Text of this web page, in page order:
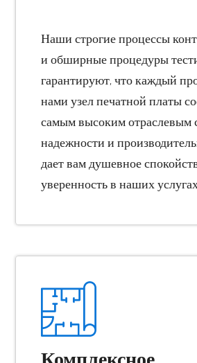
Наши строгие процессы
и обширные процедуры
гарантируют, что каждый
нами узел печатной платы
самым высоким отраслевым
надежности и
дает вам душевное
уверенность в наших